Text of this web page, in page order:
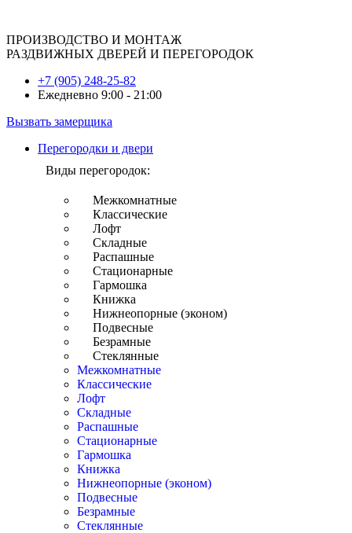
ПРОИЗВОДСТВО И МОНТАЖ
РАЗДВИЖНЫХ ДВЕРЕЙ И ПЕРЕГОРОДОК
+7 (905) 248-25-82
Ежедневно 9:00 - 21:00
Вызвать замерщика
Перегородки и двери
Виды перегородок:
Межкомнатные
Классические
Лофт
Складные
Распашные
Стационарные
Гармошка
Книжка
Нижнеопорные (эконом)
Подвесные
Безрамные
Стеклянные
Межкомнатные
Классические
Лофт
Складные
Распашные
Стационарные
Гармошка
Книжка
Нижнеопорные (эконом)
Подвесные
Безрамные
Стеклянные